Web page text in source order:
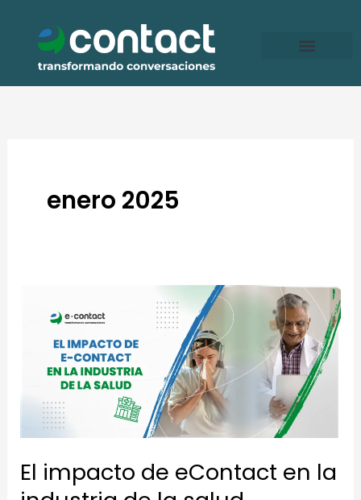
contenido
enero 2025
El impacto de eContact en la
impacto
eContact
industria
de
la